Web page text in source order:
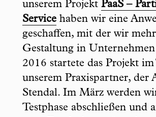
unserem Projekt PaaS –
Service haben wir eine
geschaffen, mit der wir
Gestaltung in
2016 startete das Projekt
unserem Praxispartner, der
Stendal. Im März werden
Testphase abschließen und